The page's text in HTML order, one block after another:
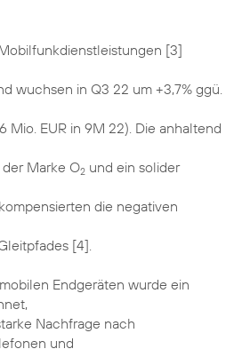
[3]
wuchsen in Q3 22 um +3,7% ggü.
Mio. EUR in 9M 22). Die anhaltend
Marke O2 und ein solider
die negativen
[4].
Endgeräten wurde ein
Nachfrage nach
und